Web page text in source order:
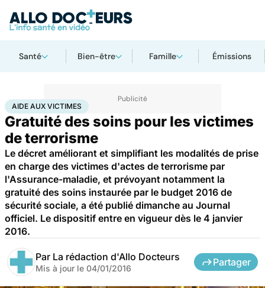
Santé Bien-être Famille Émissions
AccueilSantéSociétéSanté publiqueAide aux victimes
AIDE AUX VICTIMES
Gratuité des soins pour les victimes
de terrorisme
Le décret améliorant et simplifiant les modalités de prise
en charge des victimes d'actes de terrorisme par
l'Assurance-maladie, et prévoyant notamment la
gratuité des soins instaurée par le budget 2016 de
sécurité sociale, a été publié dimanche au Journal
officiel. Le dispositif entre en vigueur dès le 4 janvier
2016.
Par La rédaction d'Allo Docteurs
Mis à jour le 04/01/2016
Partager